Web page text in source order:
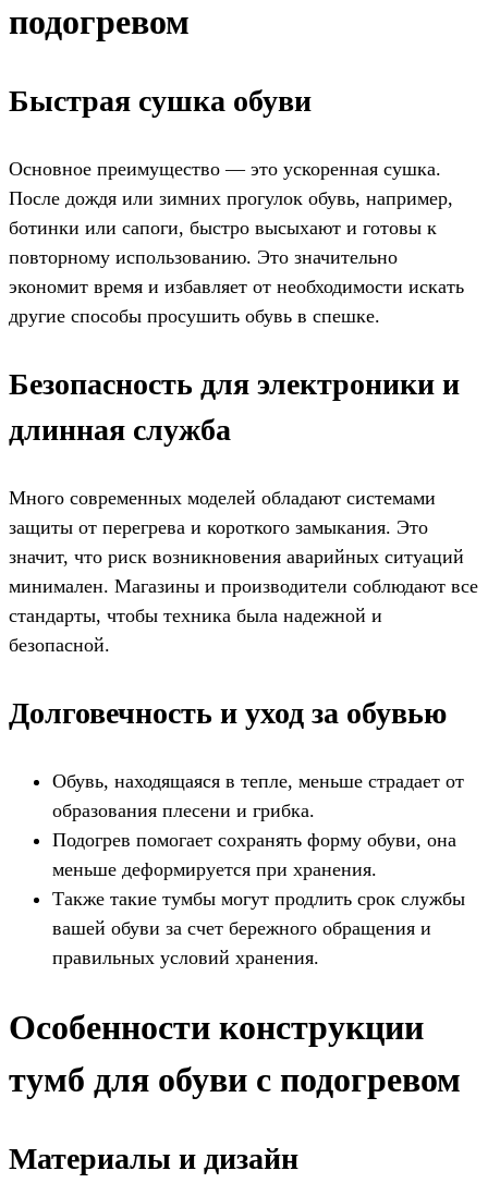
подогревом
Быстрая сушка обуви
Основное преимущество — это ускоренная сушка.
После дождя или зимних прогулок обувь, например,
ботинки или сапоги, быстро высыхают и готовы к
повторному использованию. Это значительно
экономит время и избавляет от необходимости искать
другие способы просушить обувь в спешке.
Безопасность для электроники и
длинная служба
Много современных моделей обладают системами
защиты от перегрева и короткого замыкания. Это
значит, что риск возникновения аварийных ситуаций
минимален. Магазины и производители соблюдают все
стандарты, чтобы техника была надежной и
безопасной.
Долговечность и уход за обувью
Обувь, находящаяся в тепле, меньше страдает от
образования плесени и грибка.
Подогрев помогает сохранять форму обуви, она
меньше деформируется при хранения.
Также такие тумбы могут продлить срок службы
вашей обуви за счет бережного обращения и
правильных условий хранения.
Особенности конструкции
тумб для обуви с подогревом
Материалы и дизайн